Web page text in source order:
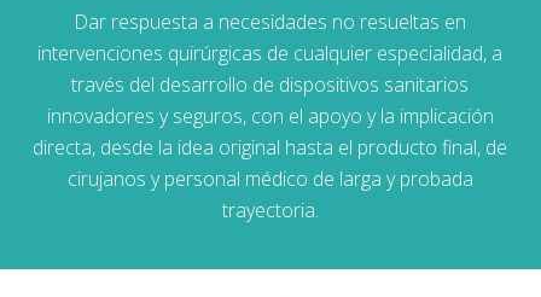
Dar respuesta a necesidades no resueltas en
intervenciones quirúrgicas de cualquier especialidad, a
través del desarrollo de dispositivos sanitarios
innovadores y seguros, con el apoyo y la implicación
directa, desde la idea original hasta el producto final, de
cirujanos y personal médico de larga y probada
trayectoria.